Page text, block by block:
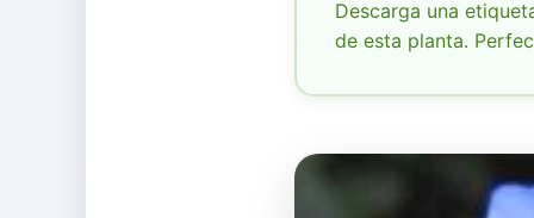
Descarga una
de esta planta.